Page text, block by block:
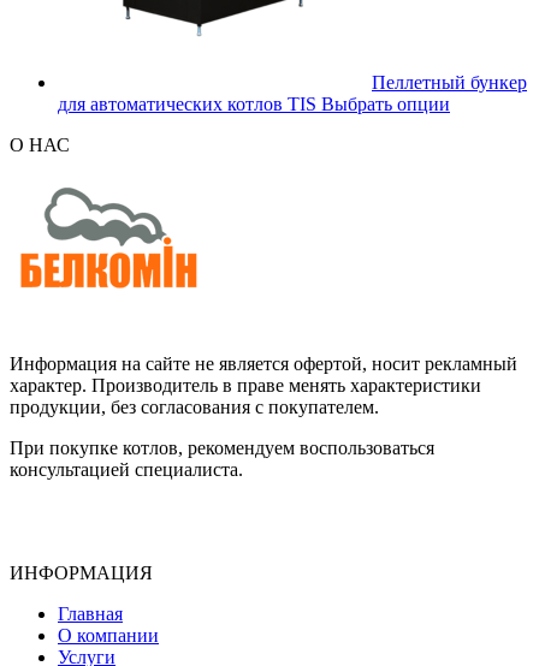
Пеллетный бункер
для автоматических котлов TIS Выбрать опции
О НАС
Информация на сайте не является офертой, носит рекламный
характер. Производитель в праве менять характеристики
продукции, без согласования с покупателем.
При покупке котлов, рекомендуем воспользоваться
консультацией специалиста.
ИНФОРМАЦИЯ
Главная
О компании
Услуги